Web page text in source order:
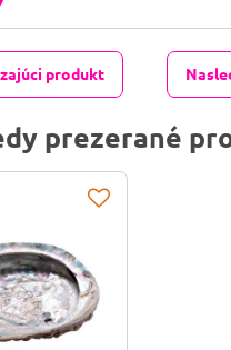
produkt
prezerané